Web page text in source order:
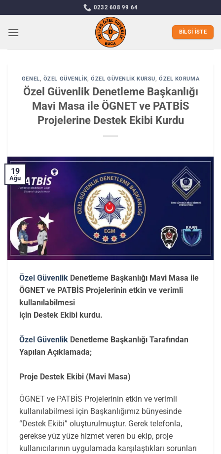
atla
0232 608 99 64
BILGI İSTE
GENEL, ÖZEL GÜVENLIK,ÖZEL GÜVENLIK KURSU, ÖZEL KORUMA
Özel Güvenlik Denetleme Başkanlığı
Mavi Masa ile ÖGNET ve PATBİS
Projelerine Destek Ekibi Kurdu
19
Ağu
Özel Güvenlik Denetleme Başkanlığı Mavi Masa ile
ÖGNET ve PATBİS Projelerinin etkin ve verimli
kullanılabilmesi
için Destek Ekibi kurdu.
Özel Güvenlik Denetleme Başkanlığı Tarafından
Yapılan Açıklamada;
Proje Destek Ekibi (Mavi Masa)
ÖGNET ve PATBİS Projelerinin etkin ve verimli
kullanılabilmesi için Başkanlığımız bünyesinde
“Destek Ekibi” oluşturulmuştur. Gerek telefonla,
gerekse yüz yüze hizmet veren bu ekip, proje
kullanıcılarının uygulamada karşılaştıkları sorunları